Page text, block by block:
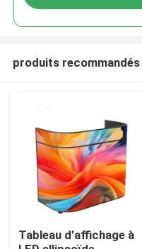
produits recommandés
Tableau d'affichage à